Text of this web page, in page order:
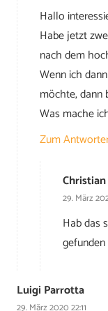
Hallo
Habe jetzt
nach dem
Wenn ich
möchte, dann
Was mache
Zum
29. März
Hab das
Luigi Parrotta